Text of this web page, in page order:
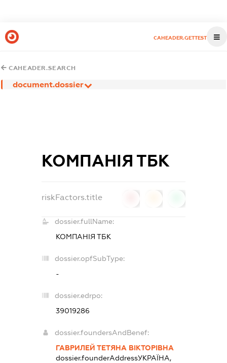
CAHEADER.GETTEST
CAHEADER.SEARCH
document.dossier
КОМПАНІЯ ТБК
riskFactors.title
dossier.fullName:
КОМПАНІЯ ТБК
dossier.opfSubType:
-
dossier.edrpo:
39019286
dossier.foundersAndBenef:
ГАВРИЛЕЙ ТЕТЯНА ВІКТОРІВНА
dossier.founderAddressУКРАЇНА,